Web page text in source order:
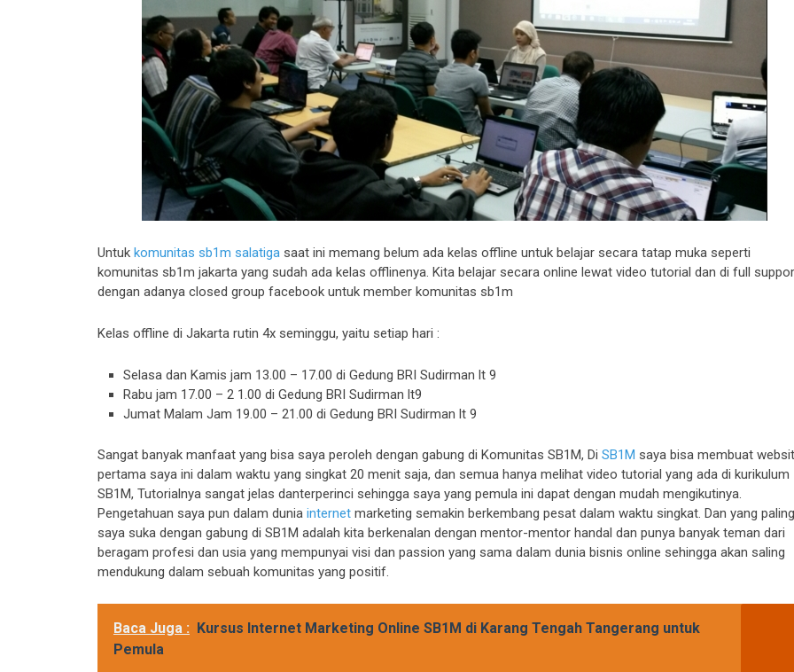
Untuk komunitas sb1m salatiga saat ini memang belum ada kelas offline untuk belajar secara tatap muka seperti
komunitas sb1m jakarta yang sudah ada kelas offlinenya. Kita belajar secara online lewat video tutorial dan di full
dengan adanya closed group facebook untuk member komunitas sb1m
Kelas offline di Jakarta rutin 4x seminggu, yaitu setiap hari :
Selasa dan Kamis jam 13.00 – 17.00 di Gedung BRI Sudirman lt 9
Rabu jam 17.00 – 2 1.00 di Gedung BRI Sudirman lt9
Jumat Malam Jam 19.00 – 21.00 di Gedung BRI Sudirman lt 9
Sangat banyak manfaat yang bisa saya peroleh dengan gabung di Komunitas SB1M, Di SB1M saya bisa membuat
pertama saya ini dalam waktu yang singkat 20 menit saja, dan semua hanya melihat video tutorial yang ada di kurikulum
SB1M, Tutorialnya sangat jelas danterperinci sehingga saya yang pemula ini dapat dengan mudah mengikutinya.
Pengetahuan saya pun dalam dunia internet marketing semakin berkembang pesat dalam waktu singkat. Dan yang paling
saya suka dengan gabung di SB1M adalah kita berkenalan dengan mentor-mentor handal dan punya banyak teman dari
beragam profesi dan usia yang mempunyai visi dan passion yang sama dalam dunia bisnis online sehingga akan saling
mendukung dalam sebuah komunitas yang positif.
Baca Juga : Kursus Internet Marketing Online SB1M di Karang Tengah Tangerang untuk
Pemula